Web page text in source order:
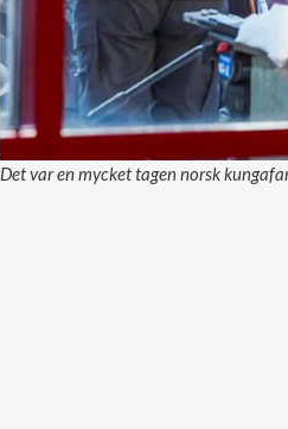
Det var en mycket tagen norsk